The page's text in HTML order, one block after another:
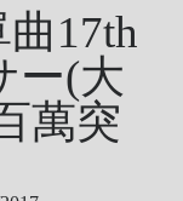
17th
ー(大
萬突